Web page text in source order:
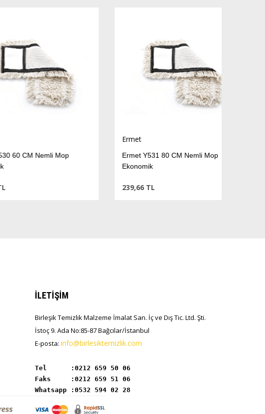
Nemli Mop
Ermet Y531 80 CM Nemli Mop
Ekonomik
239,66 TL
İLETİŞİM
Birleşik Temizlik Malzeme İmalat San. İç ve Dış Tic. Ltd. Şti.
İstoç 9. Ada No:85-87 Bağcılar/İstanbul
E-posta: info@birlesiktemizlik.com
Tel      :
Whatsapp :0532 594 02 28